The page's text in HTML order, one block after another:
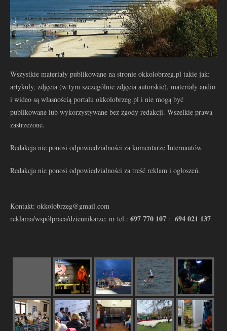
Wszystkie materiały publikowane na stronie okkolobrzeg.pl takie jak:
artykuły, zdjęcia (w tym szczególnie zdjęcia autorskie), materiały audio
i wideo są własnością portalu okkolobrzeg.pl i nie mogą być
publikowane lub wykorzystywane bez zgody redakcji. Wszelkie prawa
zastrzeżone.
Redakcja nie ponosi odpowiedzialności za komentarze Internautów.
Redakcja nie ponosi odpowiedzialności za treść reklam i ogłoszeń.
Kontakt: okkolobrzeg@gmail.com
reklama/współpraca/dziennikarze: nr tel.: 697 770 107 : 694 021 137